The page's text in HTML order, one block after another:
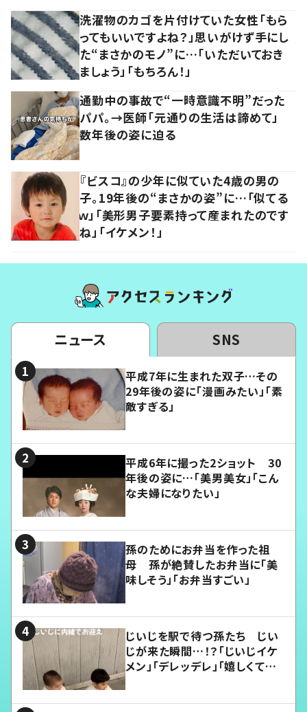
洗濯物のカゴを片付けていた女性「もら
ってもいいですよね？」思いがけず手にし
た“まさかのモノ”に…「いただいておき
ましょう」「もちろん！」
通勤中の事故で“一時意識不明”だった
パパ。→医師「元通りの生活は諦めて」
数年後の姿に迫る
『ビスコ』の少年に似ていた4歳の男の
子。19年後の“まさかの姿”に…「似てる
ｗ」「美形男子要素持って産まれたのです
ね」「イケメン！」
ニュース SNS
平成7年に生まれた双子…その
29年後の姿に「漫画みたい」「素
敵すぎる」
平成6年に撮った2ショット 30
年後の姿に…「美男美女」「こん
な夫婦になりたい」
孫のためにお弁当を作った祖
母 孫が絶賛したお弁当に「美
味しそう」「お弁当すごい」
じいじを駅で待つ孫たち じい
じが来た瞬間…！？「じいじイケ
メン」「デレッデレ」「嬉しくて可